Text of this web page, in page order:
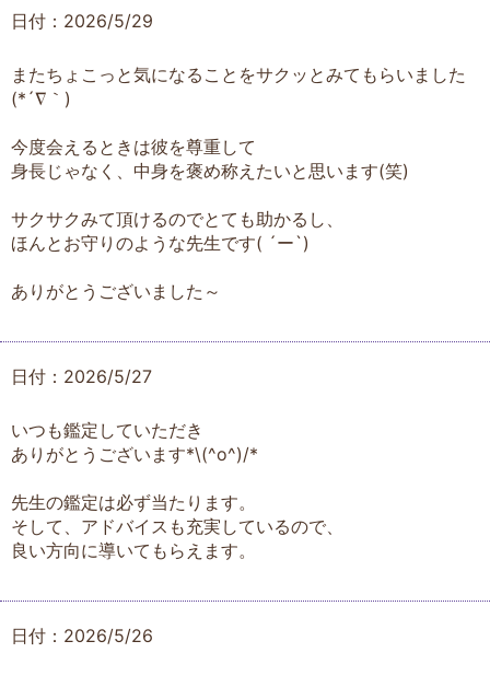
日付：2026/5/29
またちょこっと気になることをサクッとみてもらいました
(*´∇｀)
今度会えるときは彼を尊重して
身長じゃなく、中身を褒め称えたいと思います(笑)
サクサクみて頂けるのでとても助かるし、
ほんとお守りのような先生です( ´ー`)
ありがとうございました～
日付：2026/5/27
いつも鑑定していただき
ありがとうございます*\(^o^)/*
先生の鑑定は必ず当たります。
そして、アドバイスも充実しているので、
良い方向に導いてもらえます。
日付：2026/5/26